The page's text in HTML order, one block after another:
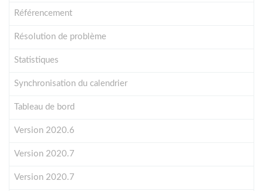
Référencement
Résolution de problème
Statistiques
Synchronisation du calendrier
Tableau de bord
Version 2020.6
Version 2020.7
Version 2020.7